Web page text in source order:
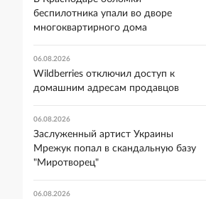
беспилотника упали во дворе
многоквартирного дома
06.08.2026
Wildberries отключил доступ к
домашним адресам продавцов
06.08.2026
Заслуженный артист Украины
Мрежук попал в скандальную базу
"Миротворец"
06.08.2026